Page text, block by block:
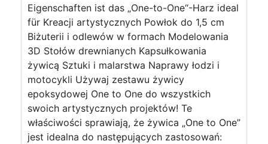
Eigenschaften ist das „One-to-One“-Harz ideal
für Kreacji artystycznych Powłok do 1,5 cm
Biżuterii i odlewów w formach Modelowania
3D Stołów drewnianych Kapsułkowania
żywicą Sztuki i malarstwa Naprawy łodzi i
motocykli Używaj zestawu żywicy
epoksydowej One to One do wszystkich
swoich artystycznych projektów! Te
właściwości sprawiają, że żywica „One to One”
jest idealna do następujących zastosowań: